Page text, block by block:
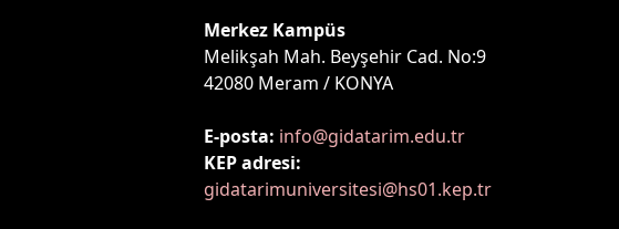
Merkez Kampüs
Melikşah Mah. Beyşehir Cad. No:9
42080 Meram / KONYA
E-posta: info@gidatarim.edu.tr
KEP adresi:
gidatarimuniversitesi@hs01.kep.tr